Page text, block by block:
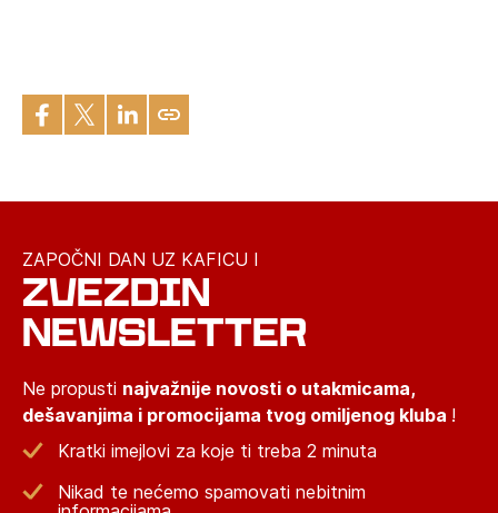
ZAPOČNI DAN UZ KAFICU I
ZVEZDIN
NEWSLETTER
Ne propusti najvažnije novosti o utakmicama,
dešavanjima i promocijama tvog omiljenog kluba !
Kratki imejlovi za koje ti treba 2 minuta
Nikad te nećemo spamovati nebitnim